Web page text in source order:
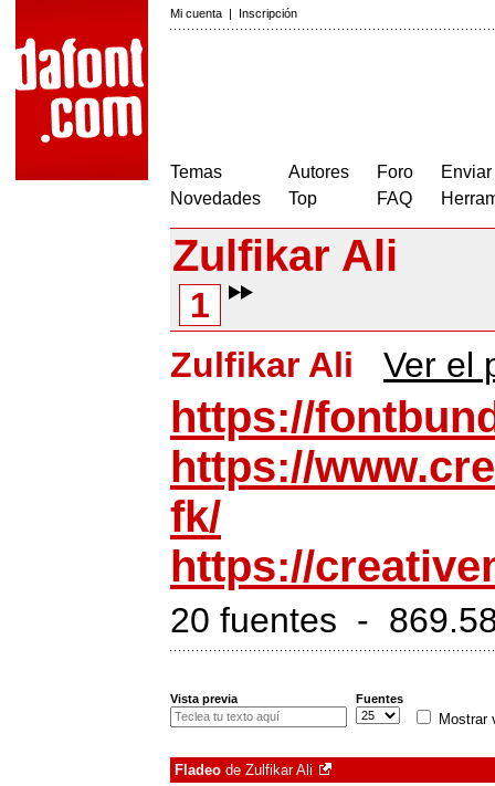
Mi cuenta | Inscripción
Temas
Novedades
Autores
Top
Foro
FAQ
Zulfikar Ali
1
Zulfikar Ali
Ver el
https://
https://
fk/
https://
20 fuentes -
Vista previa Fuentes
Mostrar
Fladeo de Zulfikar Ali